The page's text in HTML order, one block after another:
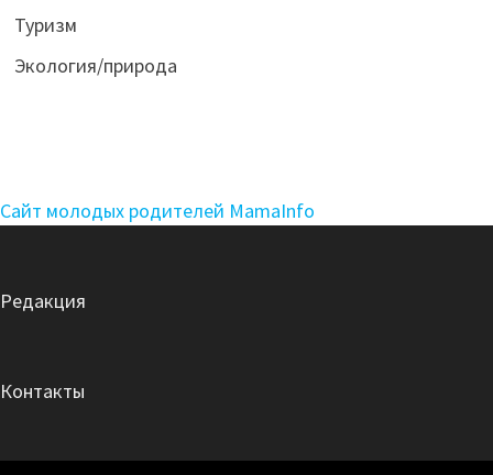
Туризм
Экология/природа
Сайт молодых родителей MamaInfo
Редакция
Контакты